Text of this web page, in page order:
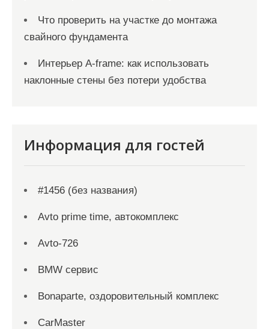
Что проверить на участке до монтажа
свайного фундамента
Интерьер A-frame: как использовать
наклонные стены без потери удобства
Информация для гостей
#1456 (без названия)
Avto prime time, автокомплекс
Avto-726
BMW сервис
Bonaparte, оздоровительный комплекс
CarMaster